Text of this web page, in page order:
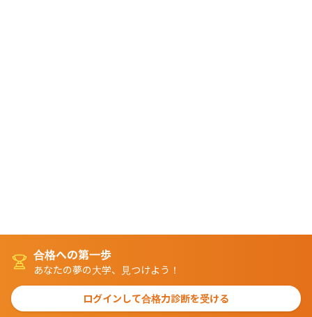
合格への第一歩
あなたの夢の大学、見つけよう！
ログインして合格力診断を受ける